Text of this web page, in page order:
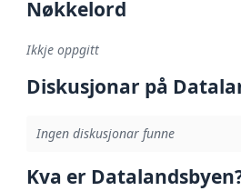
Nøkkelord
Ikkje oppgitt
Diskusjonar på
Ingen diskusjonar funne
Kva er